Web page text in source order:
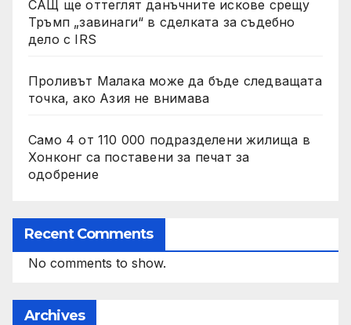
САЩ ще оттеглят данъчните искове срещу
Тръмп „завинаги“ в сделката за съдебно
дело с IRS
Проливът Малака може да бъде следващата
точка, ако Азия не внимава
Само 4 от 110 000 подразделени жилища в
Хонконг са поставени за печат за
одобрение
Recent Comments
No comments to show.
Archives